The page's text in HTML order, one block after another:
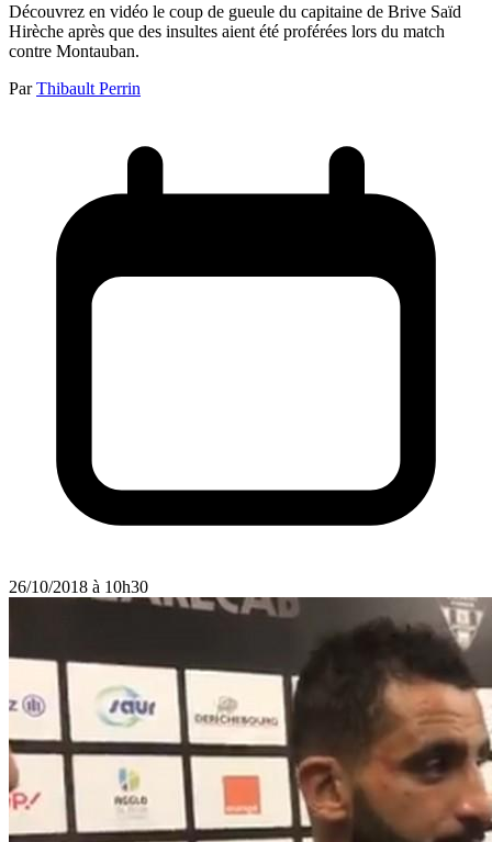
Découvrez en vidéo le coup de gueule du capitaine de Brive Saïd
Hirèche après que des insultes aient été proférées lors du match
contre Montauban.
Par Thibault Perrin
26/10/2018 à 10h30